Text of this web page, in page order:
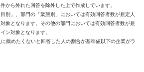
から外れた回答を除外した上で作成しています。
別」、部門の「業態別」においては有効回答者数が規定人
象となります。その他の部門においては有効回答者数が規
ン対象となります。
薦めたくないと回答した人の割合が基準値以下の企業がラ